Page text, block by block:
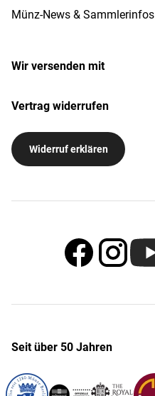
Münz-News & Sammlerinfos
Wir versenden mit
Vertrag widerrufen
Widerruf erklären
Seit über 50 Jahren